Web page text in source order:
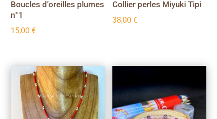
Boucles d’oreilles plumes
n°1
15,00€
Collier perles Miyuki Tipi
38,00€